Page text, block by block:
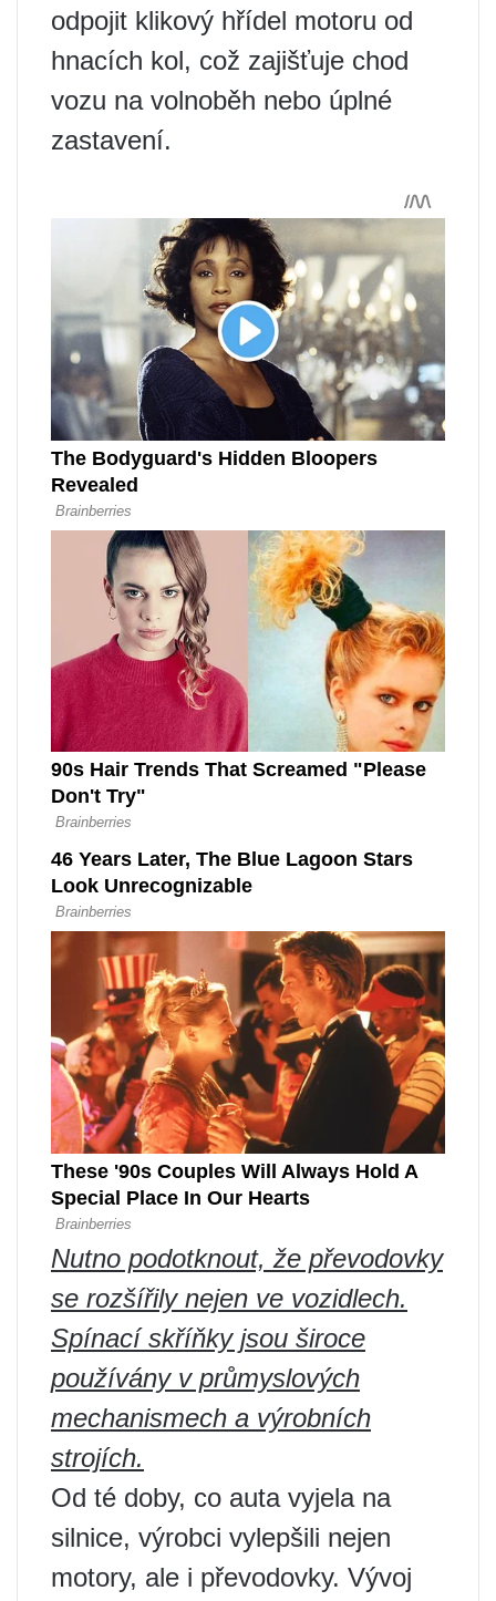
odpojit klikový hřídel motoru od
hnacích kol, což zajišťuje chod
vozu na volnoběh nebo úplné
zastavení.
Nutno podotknout, že převodovky
se rozšířily nejen ve vozidlech.
Spínací skříňky jsou široce
používány v průmyslových
mechanismech a výrobních
strojích.
Od té doby, co auta vyjela na
silnice, výrobci vylepšili nejen
motory, ale i převodovky. Vývoj